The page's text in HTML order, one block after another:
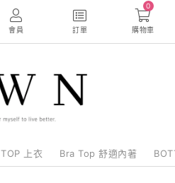
會員 訂單
0
購物車
TOP 上衣 Bra Top 舒適內著